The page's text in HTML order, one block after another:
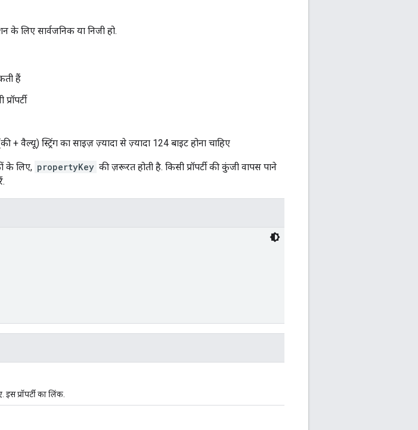
लिए सार्वजनिक या निजी हो.
हैं
+ वैल्यू) स्ट्रिंग का साइज़ ज़्यादा से ज़्यादा 124 बाइट होना चाहिए
के लिए, propertyKey की ज़रूरत होती है. किसी प्रॉपर्टी की कुंजी वापस पाने
प्रॉपर्टी का लिंक.